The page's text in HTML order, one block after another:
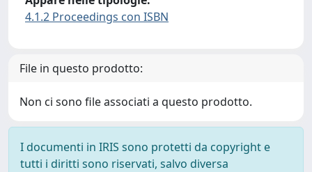
4.1.2 Proceedings con ISBN
File in questo prodotto:
Non ci sono file associati a questo prodotto.
I documenti in IRIS sono protetti da copyright e
tutti i diritti sono riservati, salvo diversa